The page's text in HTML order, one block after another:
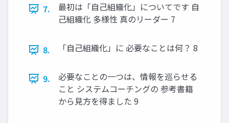
7.
最初は「自己組織化」についてです 自
己組織化 多様性 真のリーダー 7
8. 「自己組織化」に 必要なことは何？ 8
9.
必要なことの一つは、情報を巡らせる
こと システムコーチングの 参考書籍
から見方を得ました 9